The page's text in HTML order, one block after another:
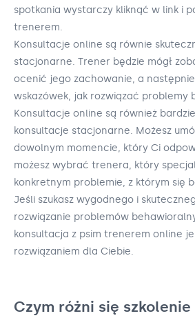
spotkania wystarczy kliknąć w link i
trenerem.
Konsultacje online są równie
stacjonarne. Trener będzie mógł
ocenić jego zachowanie, a
wskazówek, jak rozwiązać problemy
Konsultacje online są również
konsultacje stacjonarne. Możesz
dowolnym momencie, który Ci
możesz wybrać trenera, który
konkretnym problemie, z którym się
Jeśli szukasz wygodnego i
rozwiązanie problemów
konsultacja z psim trenerem online
rozwiązaniem dla Ciebie.
Czym różni się